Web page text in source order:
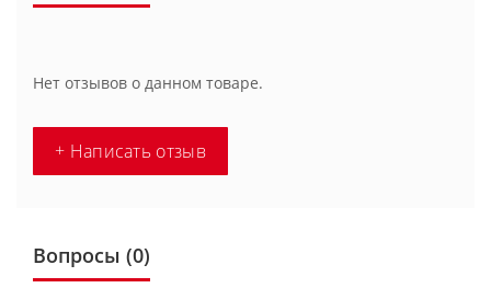
Нет отзывов о данном товаре.
+ Написать отзыв
Вопросы (0)